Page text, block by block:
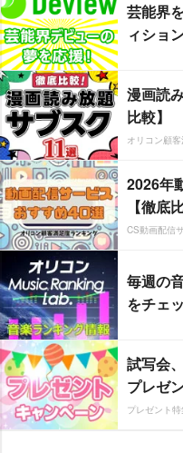
芸能界
ィショ
漫画読
比較】
オリコン顧
2026年
【徹底
CS動画配信
毎週の
をチェ
試写会
プレゼ
プレゼント特